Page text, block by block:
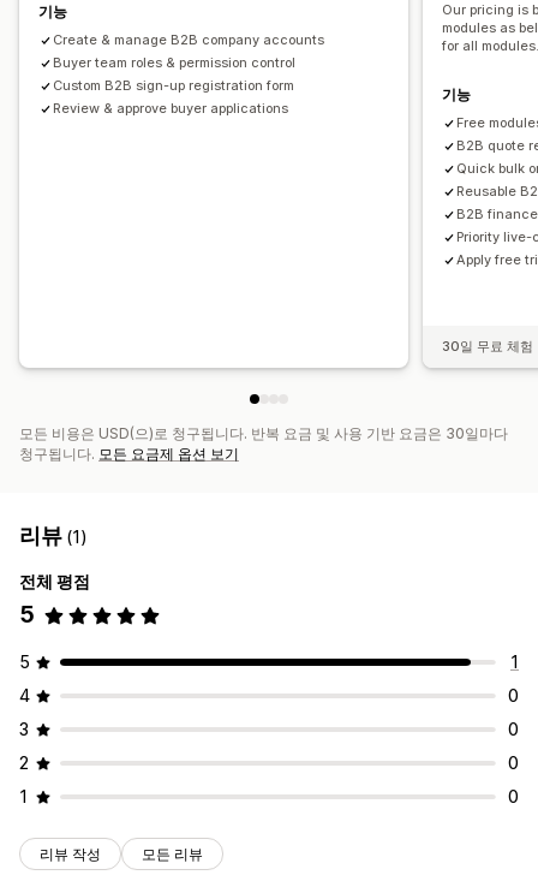
기능
Create & manage B2B company accounts
Buyer team roles & permission control
Custom B2B sign-up registration form
Review & approve buyer applications
Our pricing is
modules as
for all
기능
Free
B2B quote
Quick bulk
Reusable
B2B
Priority live-
Apply free
30일 무료 체험
모든 비용은 USD(으)로 청구됩니다. 반복 요금 및 사용 기반 요금은 30일마다
청구됩니다. 모든 요금제 옵션 보기
리뷰 (1)
전체 평점
5
5
1
4
0
3
0
2
0
1
0
리뷰 작성 모든 리뷰